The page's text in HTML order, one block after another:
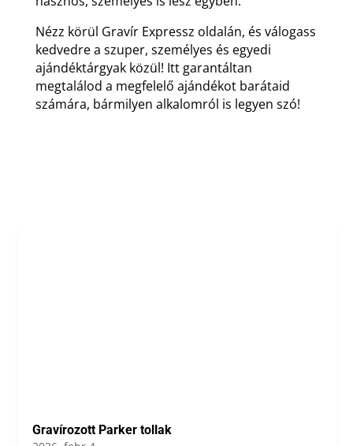
Nézz körül Gravír Expressz oldalán, és válogass
kedvedre a szuper, személyes és egyedi
ajándéktárgyak közül! Itt garantáltan
megtalálod a megfelelő ajándékot barátaid
számára, bármilyen alkalomról is legyen szó!
Gravírozott Parker tollak